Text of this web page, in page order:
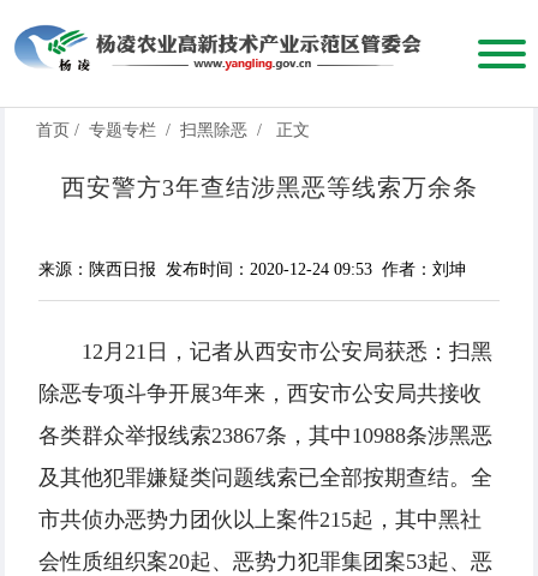
首页 / 专题专栏 / 扫黑除恶 / 正文
西安警方3年查结涉黑恶等线索万余条
来源：陕西日报 发布时间：2020-12-24 09:53 作者：刘坤
12月21日，记者从西安市公安局获悉：扫黑
除恶专项斗争开展3年来，西安市公安局共接收
各类群众举报线索23867条，其中10988条涉黑恶
及其他犯罪嫌疑类问题线索已全部按期查结。全
市共侦办恶势力团伙以上案件215起，其中黑社
会性质组织案20起、恶势力犯罪集团案53起、恶